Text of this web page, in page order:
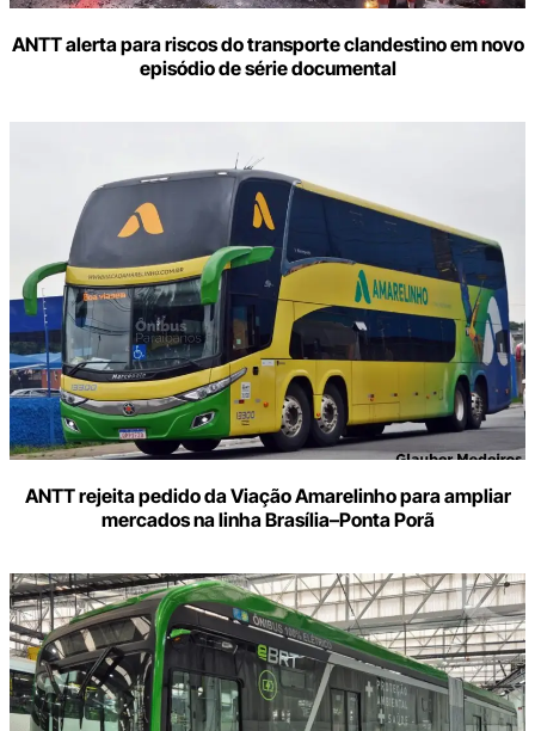
ANTT alerta para riscos do transporte clandestino em novo
episódio de série documental
ANTT rejeita pedido da Viação Amarelinho para ampliar
mercados na linha Brasília–Ponta Porã